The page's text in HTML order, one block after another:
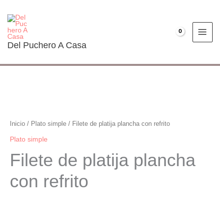
contenido
Del Puchero A Casa
Inicio / Plato simple / Filete de platija plancha con refrito
Plato simple
Filete de platija plancha
con refrito
platija
plancha
refrito